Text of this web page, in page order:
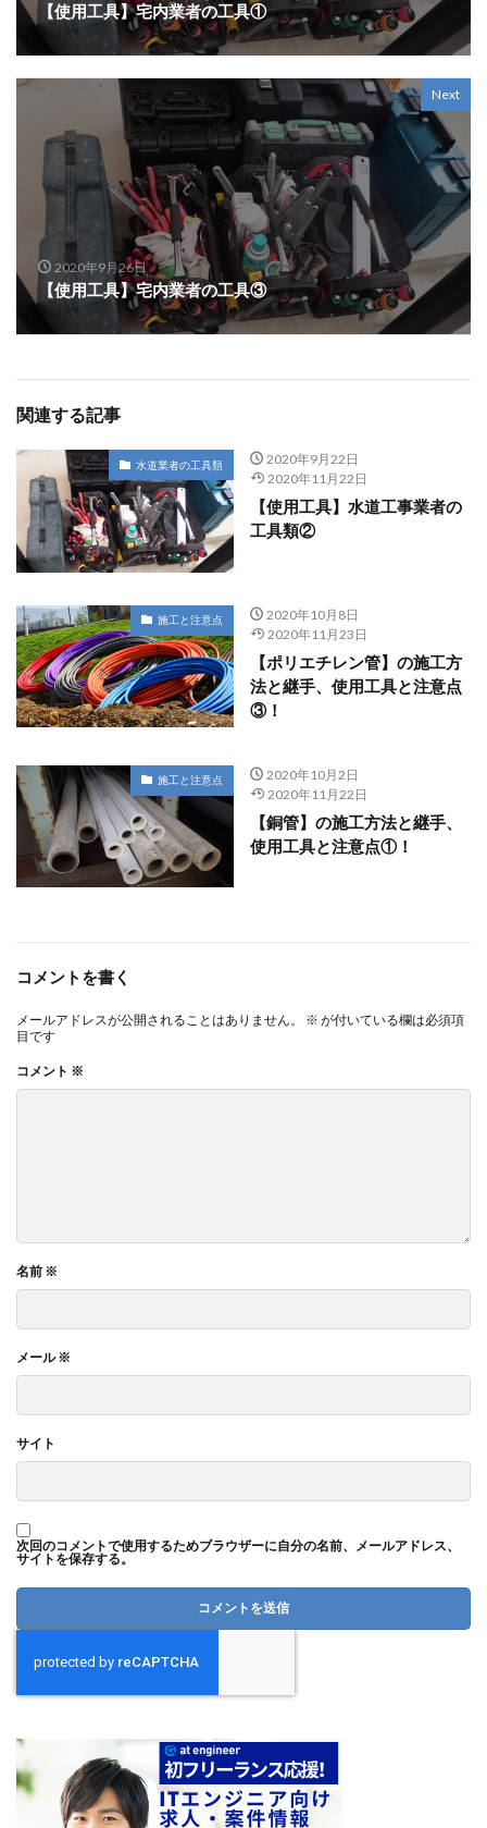
【使用工具】宅内業者の工具①
Next
2020年9月26日
【使用工具】宅内業者の工具③
関連する記事
水道業者の工具類
2020年9月22日
2020年11月22日
【使用工具】水道工事業者の
工具類②
施工と注意点
2020年10月8日
2020年11月23日
【ポリエチレン管】の施工方
法と継手、使用工具と注意点
③！
施工と注意点
2020年10月2日
2020年11月22日
【銅管】の施工方法と継手、
使用工具と注意点①！
コメントを書く
メールアドレスが公開されることはありません。 ※ が付いている欄は必須項
目です
コメント ※
名前 ※
メール※
サイト
次回のコメントで使用するためブラウザーに自分の名前、メールアドレス、
サイトを保存する。